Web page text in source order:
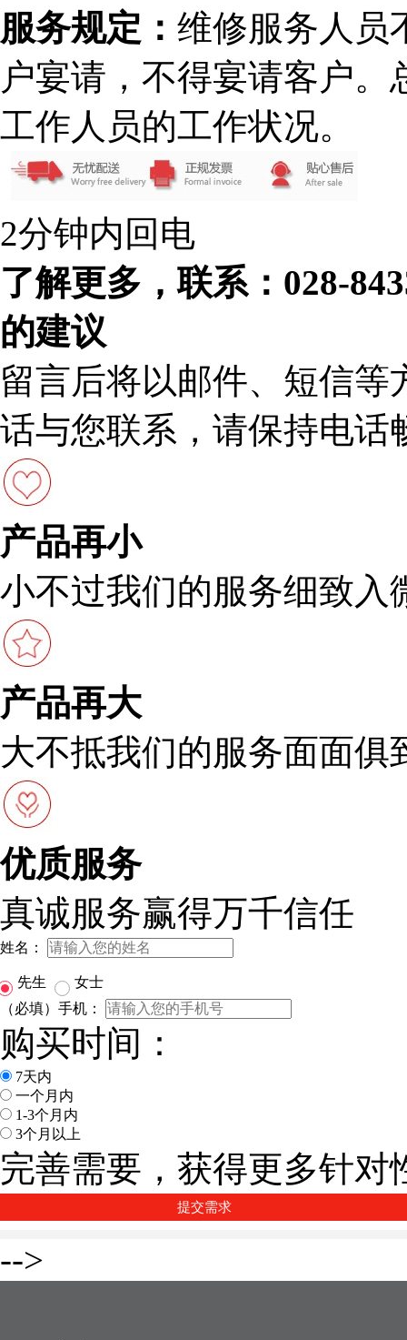
服务规定： 维修服务人员
户宴请，不得宴请客户
工作人员的工作状况。
2分钟内回电
了解更多，联系：028-
的建议
留言后将以邮件、短信
话与您联系，请保持电话
产品再小
小不过我们的服务细致入
产品再大
大不抵我们的服务面面俱
优质服务
真诚服务赢得万千信任
姓名：
先生
女士
（必填）手机：
购买时间：
7天内
一个月内
1-3个月内
3个月以上
完善需要，获得更多针
-->